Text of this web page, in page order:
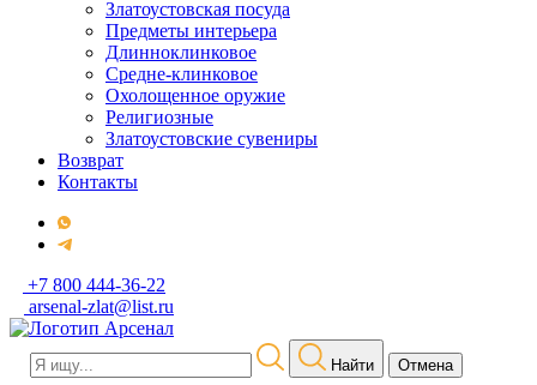
Златоустовская посуда
Предметы интерьера
Длинноклинковое
Средне-клинковое
Охолощенное оружие
Религиозные
Златоустовские сувениры
Возврат
Контакты
+7 800 444-36-22
arsenal-zlat@list.ru
Найти Отмена